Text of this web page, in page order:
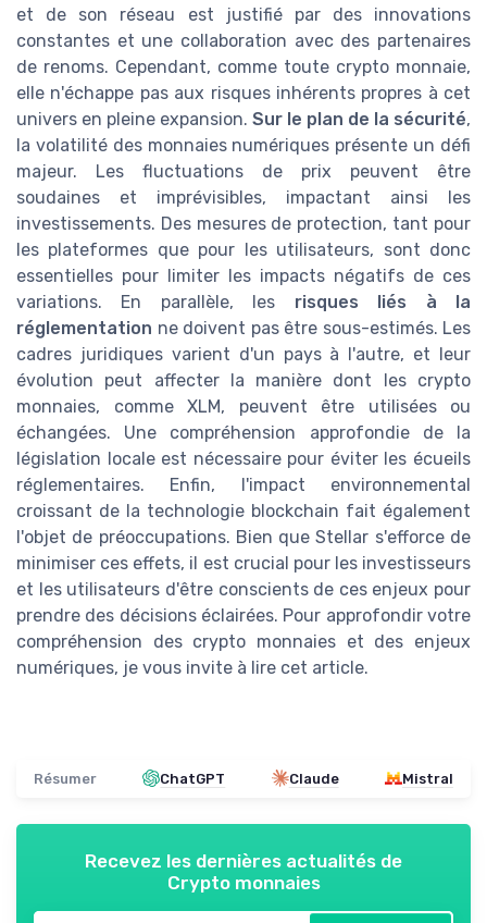
et de son réseau est justifié par des innovations
constantes et une collaboration avec des partenaires
de renoms. Cependant, comme toute crypto monnaie,
elle n'échappe pas aux risques inhérents propres à cet
univers en pleine expansion. Sur le plan de la sécurité,
la volatilité des monnaies numériques présente un défi
majeur. Les fluctuations de prix peuvent être
soudaines et imprévisibles, impactant ainsi les
investissements. Des mesures de protection, tant pour
les plateformes que pour les utilisateurs, sont donc
essentielles pour limiter les impacts négatifs de ces
variations. En parallèle, les risques liés à la
réglementation ne doivent pas être sous-estimés. Les
cadres juridiques varient d'un pays à l'autre, et leur
évolution peut affecter la manière dont les crypto
monnaies, comme XLM, peuvent être utilisées ou
échangées. Une compréhension approfondie de la
législation locale est nécessaire pour éviter les écueils
réglementaires. Enfin, l'impact environnemental
croissant de la technologie blockchain fait également
l'objet de préoccupations. Bien que Stellar s'efforce de
minimiser ces effets, il est crucial pour les investisseurs
et les utilisateurs d'être conscients de ces enjeux pour
prendre des décisions éclairées. Pour approfondir votre
compréhension des crypto monnaies et des enjeux
numériques, je vous invite à lire cet article.
Résumer ChatGPT Claude Mistral
Recevez les dernières actualités de
Crypto monnaies